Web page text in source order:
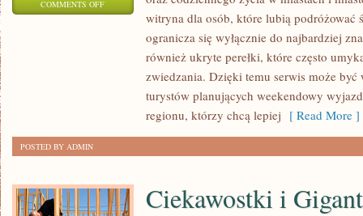
COMMENTS OFFON
witryna dla osób, które lubią podróżować
ogranicza się wyłącznie do najbardziej
również ukryte perełki, które często
zwiedzania. Dzięki temu serwis może
turystów planujących weekendowy
regionu, którzy chcą lepiej [ Read More ]
POSTED BY ADMIN
Ciekawostki i